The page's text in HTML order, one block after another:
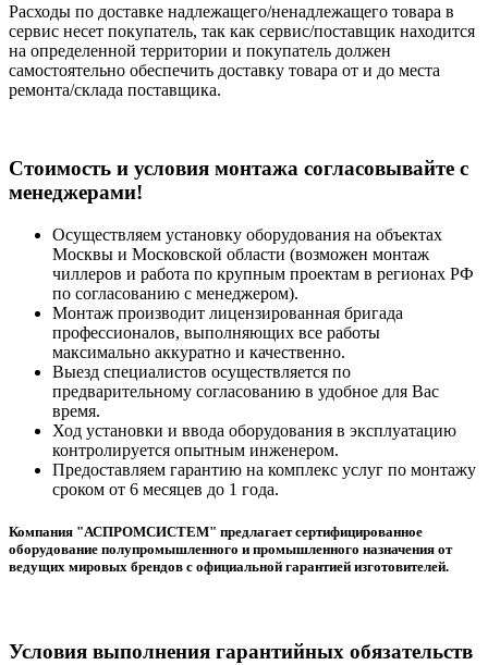
Расходы по доставке надлежащего/ненадлежащего товара в
сервис несет покупатель, так как сервис/поставщик находится
на определенной территории и покупатель должен
самостоятельно обеспечить доставку товара от и до места
ремонта/склада поставщика.
Cтоимость и условия монтажа согласовывайте с
менеджерами!
Осуществляем установку оборудования на объектах
Москвы и Московской области (возможен монтаж
чиллеров и работа по крупным проектам в регионах РФ
по согласованию с менеджером).
Монтаж производит лицензированная бригада
профессионалов, выполняющих все работы
максимально аккуратно и качественно.
Выезд специалистов осуществляется по
предварительному согласованию в удобное для Вас
время.
Ход установки и ввода оборудования в эксплуатацию
контролируется опытным инженером.
Предоставляем гарантию на комплекс услуг по монтажу
сроком от 6 месяцев до 1 года.
Компания "АСПРОМСИСТЕМ" предлагает сертифицированное
оборудование полупромышленного и промышленного назначения от
ведущих мировых брендов с официальной гарантией изготовителей.
Условия выполнения гарантийных обязательств